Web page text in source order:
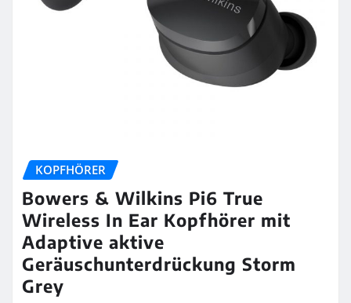
KOPFHÖRER
Bowers & Wilkins Pi6 True
Wireless In Ear Kopfhörer mit
Adaptive aktive
Geräuschunterdrückung Storm
Grey